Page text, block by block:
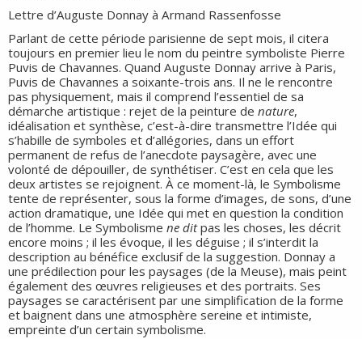
Lettre d’Auguste Donnay à Armand Rassenfosse
Parlant de cette période parisienne de sept mois, il citera
toujours en premier lieu le nom du peintre symboliste Pierre
Puvis de Chavannes. Quand Auguste Donnay arrive à Paris,
Puvis de Chavannes a soixante-trois ans. Il ne le rencontre
pas physiquement, mais il comprend l’essentiel de sa
démarche artistique : rejet de la peinture de nature,
idéalisation et synthèse, c’est-à-dire transmettre l’Idée qui
s’habille de symboles et d’allégories, dans un effort
permanent de refus de l’anecdote paysagère, avec une
volonté de dépouiller, de synthétiser. C’est en cela que les
deux artistes se rejoignent. À ce moment-là, le Symbolisme
tente de représenter, sous la forme d’images, de sons, d’une
action dramatique, une Idée qui met en question la condition
de l’homme. Le Symbolisme ne ditpas les choses, les décrit
encore moins ; il les évoque, il les déguise ; il s’interdit la
description au bénéfice exclusif de la suggestion. Donnay a
une prédilection pour les paysages (de la Meuse), mais peint
également des œuvres religieuses et des portraits. Ses
paysages se caractérisent par une simplification de la forme
et baignent dans une atmosphère sereine et intimiste,
empreinte d’un certain symbolisme.